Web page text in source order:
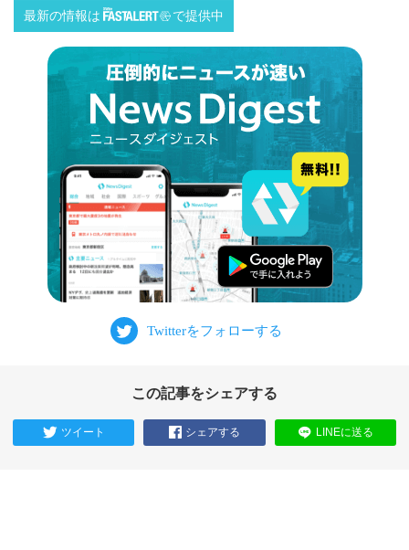
最新の情報は で提供中
この記事をシェアする
ツイート シェアする LINEに送る